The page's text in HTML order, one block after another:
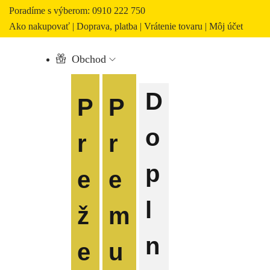
Poradíme s výberom: 0910 222 750
Ako nakupovať | Doprava, platba | Vrátenie tovaru | Môj účet
Obchod
P
r
e
ž
e
P
r
e
m
u
D
o
p
l
n